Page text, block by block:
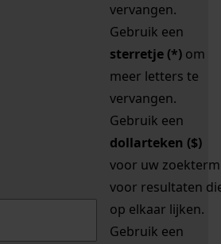
vervangen.
Gebruik een
sterretje (*) om
meer letters te
vervangen.
Gebruik een
dollarteken ($)
voor uw zoekterm
voor resultaten
op elkaar lijken.
Gebruik een